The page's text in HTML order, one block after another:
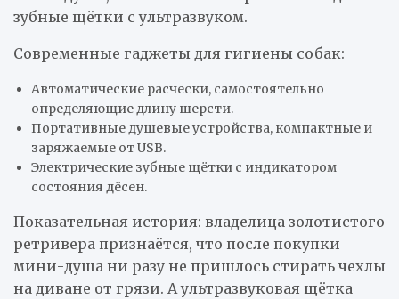
зубные щётки с ультразвуком.
Современные гаджеты для гигиены собак:
Автоматические расчески, самостоятельно
определяющие длину шерсти.
Портативные душевые устройства, компактные и
заряжаемые от USB.
Электрические зубные щётки с индикатором
состояния дёсен.
Показательная история: владелица золотистого
ретривера признаётся, что после покупки
мини-душа ни разу не пришлось стирать чехлы
на диване от грязи. А ультразвуковая щётка